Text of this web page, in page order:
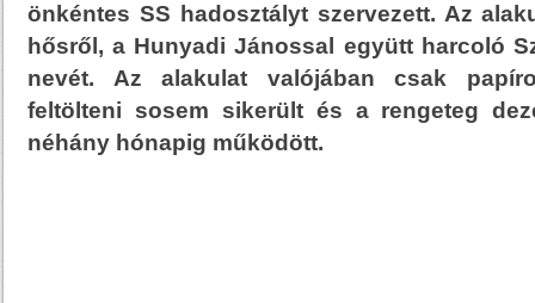
önkéntes SS hadosztályt szervezett. Az
hősről, a Hunyadi Jánossal együtt harcoló
nevét. Az alakulat valójában csak
feltölteni sosem sikerült és a rengeteg
néhány hónapig működött.